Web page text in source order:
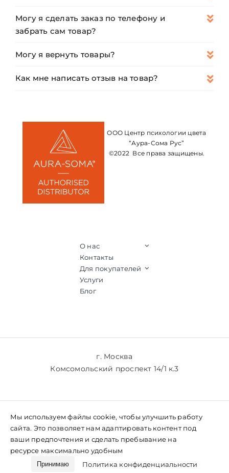
Могу я сделать заказ по телефону и
забрать сам товар?
Могу я вернуть товары?
Как мне написать отзыв на товар?
ООО Центр психологии цвета
“Аура-Сома Рус”
©2022 Все права защищены.
О нас
Контакты
Для покупателей
Услуги
Блог
г. Москва
Комсомольский проспект 14/1 к.3
+7 (985) 769-61-77
Мы используем файлы cookie, чтобы улучшить работу
сайта. Это позволяет нам адаптировать контент под
ваши предпочтения и сделать пребывание на
ресурсе максимально удобным
Принимаю Политика конфиденциальности